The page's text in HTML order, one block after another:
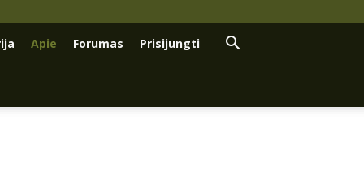
Apie Forumas Prisijungti